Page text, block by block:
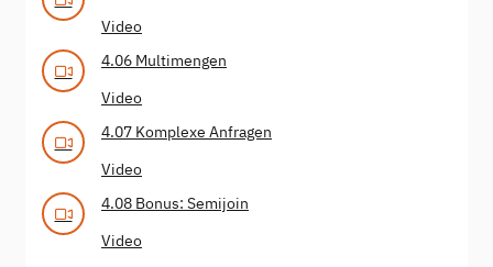
Video
4.06 Multimengen
Video
4.07 Komplexe Anfragen
Video
4.08 Bonus: Semijoin
Video